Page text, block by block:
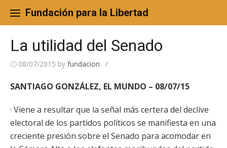
content
Fundación para la Libertad
La utilidad del Senado
08/07/2015 by fundacion /
SANTIAGO GONZÁLEZ, EL MUNDO – 08/07/15
· Viene a resultar que la señal más certera del declive
electoral de los partidos políticos se manifiesta en una
creciente presión sobre el Senado para acomodar en